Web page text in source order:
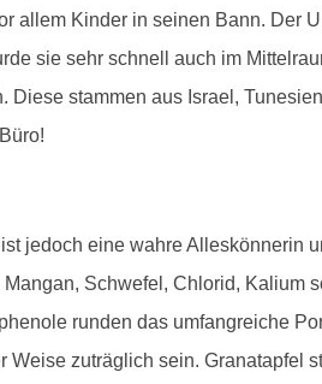
allem Kinder in seinen Bann. Der
sie sehr schnell auch im
stammen aus Israel,
jedoch eine wahre Alleskönnerin
Schwefel, Chlorid, Kalium
runden das umfangreiche
zuträglich sein. Granatapfel